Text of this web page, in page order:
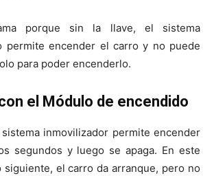
porque sin la llave, el sistema
permite encender el carro y no puede
para poder encenderlo.
el Módulo de encendido
inmovilizador permite encender
segundos y luego se apaga. En este
siguiente, el carro da arranque, pero no